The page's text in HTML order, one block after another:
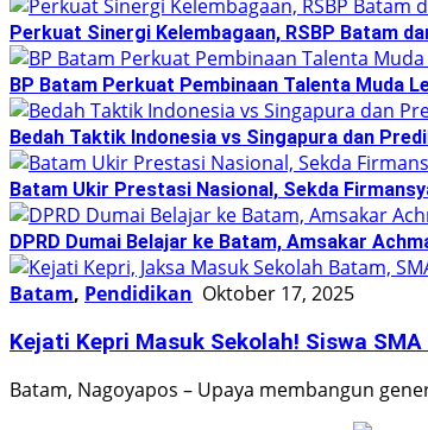
Perkuat Sinergi Kelembagaan, RSBP Batam
BP Batam Perkuat Pembinaan Talenta Muda
Bedah Taktik Indonesia vs Singapura dan
Batam Ukir Prestasi Nasional, Sekda
DPRD Dumai Belajar ke Batam, Amsakar
Batam, Pendidikan Oktober 17, 2025
Kejati Kepri Masuk Sekolah! Siswa
Batam, Nagoyapos – Upaya membangun